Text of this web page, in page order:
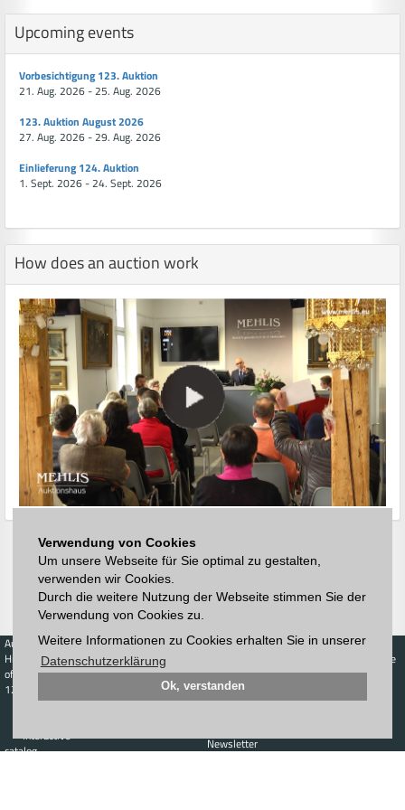
Verwendung von Cookies
Um unsere Webseite für Sie optimal zu gestalten,
verwenden wir Cookies.
Durch die weitere Nutzung der Webseite stimmen Sie der
Verwendung von Cookies zu.
Weitere Informationen zu Cookies erhalten Sie in unserer
Datenschutzerklärung
Ok, verstanden
Upcoming events
Vorbesichtigung 123. Auktion
21. Aug. 2026 - 25. Aug. 2026
123. Auktion August 2026
27. Aug. 2026 - 29. Aug. 2026
Einlieferung 124. Auktion
1. Sept. 2026 - 24. Sept. 2026
How does an auction work
Auctions
Highest acceptance
of bids
123. Auktion
Schedule
Interactive
catalog
Buy
Live-Auction
Calendar
Sell
Price Database
Highest acceptance
of bids
Newsletter